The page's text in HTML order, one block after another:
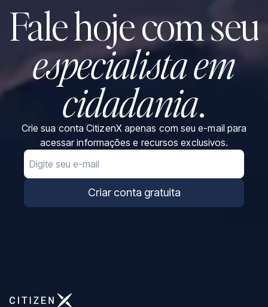
Fale hoje com seu
especialista em
cidadania.
Crie sua conta CitizenX apenas com seu e-mail para
acessar informações e recursos exclusivos.
Email
Criar conta gratuita